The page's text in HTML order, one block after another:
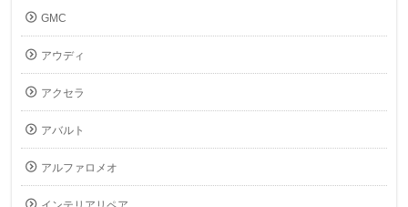
GMC
アウディ
アクセラ
アバルト
アルファロメオ